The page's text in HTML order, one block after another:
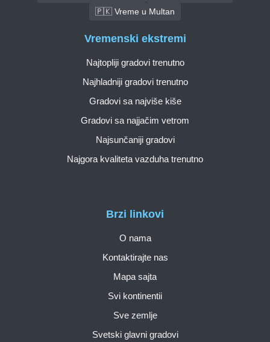
🇵🇰 Vreme u Multan
Brzi linkovi
O nama
Kontaktirajte nas
Mapa sajta
Svi kontinentii
Sve zemlje
Svetski glavni gradovi
Vremenski ekstremi
Najtopliji gradovi trenutno
Najhladniji gradovi trenutno
Gradovi sa najviše kiše
Gradovi sa najjačim vetrom
Najsunčaniji gradovi
Najgora kvaliteta vazduha trenutno